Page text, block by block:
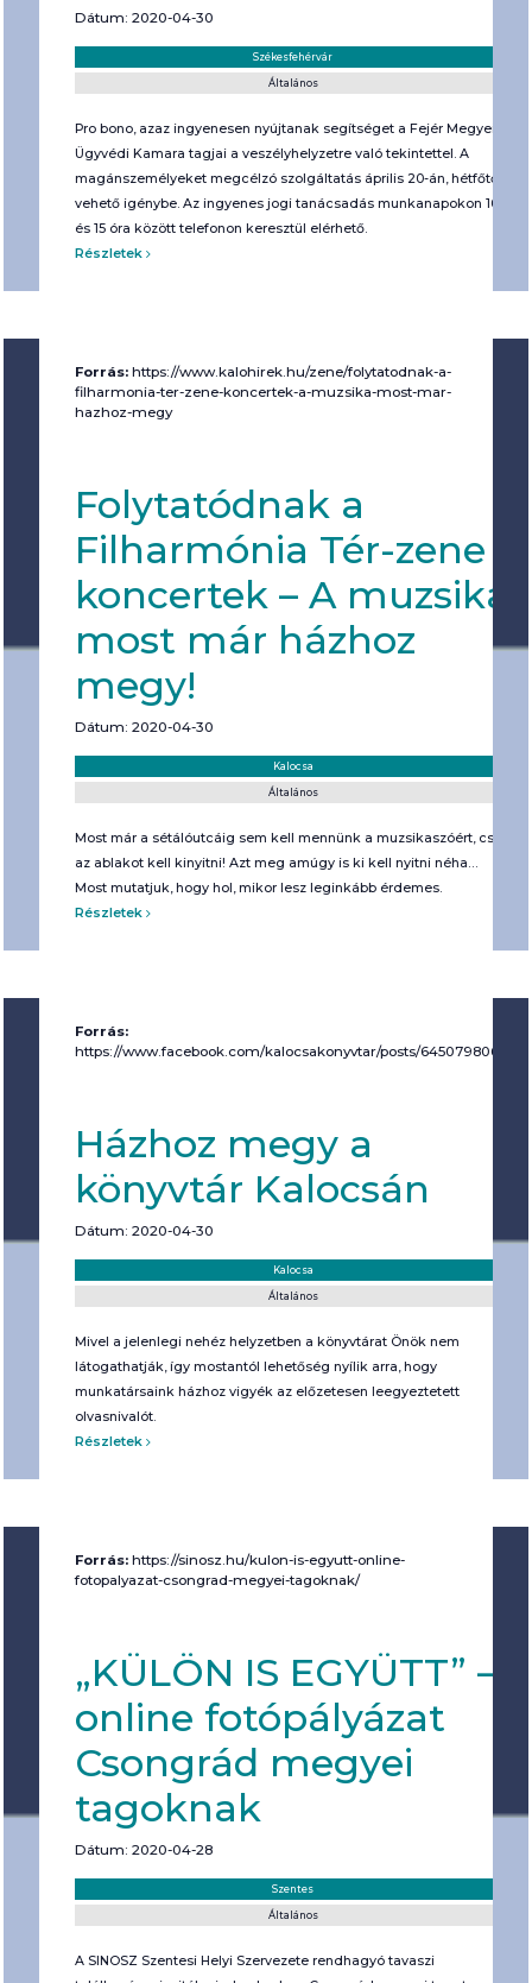
Dátum: 2020-04-30
Székesfehérvár
Általános
Pro bono, azaz ingyenesen nyújtanak segítséget a Fejér Megyei
Ügyvédi Kamara tagjai a veszélyhelyzetre való tekintettel. A
magánszemélyeket megcélzó szolgáltatás április 20-án, hétfőtől
vehető igénybe. Az ingyenes jogi tanácsadás munkanapokon 10
és 15 óra között telefonon keresztül elérhető.
Részletek
Forrás: https://www.kalohirek.hu/zene/folytatodnak-a-
filharmonia-ter-zene-koncertek-a-muzsika-most-mar-
hazhoz-megy
Folytatódnak a
Filharmónia Tér-zene
koncertek – A muzsika
most már házhoz
megy!
Dátum: 2020-04-30
Kalocsa
Általános
Most már a sétálóutcáig sem kell mennünk a muzsikaszóért, csak
az ablakot kell kinyitni! Azt meg amúgy is ki kell nyitni néha…
Most mutatjuk, hogy hol, mikor lesz leginkább érdemes.
Részletek
Forrás:
https://www.facebook.com/kalocsakonyvtar/posts/
Házhoz megy a
könyvtár Kalocsán
Dátum: 2020-04-30
Kalocsa
Általános
Mivel a jelenlegi nehéz helyzetben a könyvtárat Önök nem
látogathatják, így mostantól lehetőség nyílik arra, hogy
munkatársaink házhoz vigyék az előzetesen leegyeztetett
olvasnivalót.
Részletek
Forrás: https://sinosz.hu/kulon-is-egyutt-online-
fotopalyazat-csongrad-megyei-tagoknak/
„KÜLÖN IS EGYÜTT” –
online fotópályázat
Csongrád megyei
tagoknak
Dátum: 2020-04-28
Szentes
Általános
A SINOSZ Szentesi Helyi Szervezete rendhagyó tavaszi